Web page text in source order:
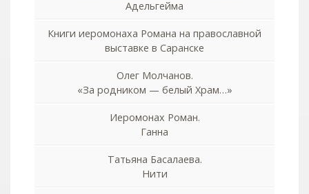
Адельгейма
Книги иеромонаха Романа на православной
выставке в Саранске
Олег Молчанов.
«За родником — белый Храм…»
Иеромонах Роман.
Ганна
Татьяна Басалаева.
Нити